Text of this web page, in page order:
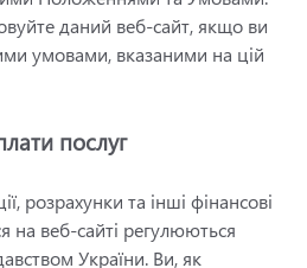
даний веб-сайт, якщо ви
умовами, вказаними на цій
послуг
розрахунки та інші фінансові
на веб-сайті регулюються
України. Ви, як